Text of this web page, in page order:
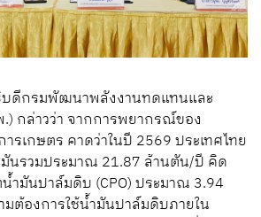
ดีกรมพัฒนาพลังงานทดแทนและ
กล่าวว่า จากการพยากรณ์ของ
รเกษตร คาดว่าในปี 2569 ประเทศไทย
นรวมประมาณ 21.87 ล้านตัน/ปี คิด
ำมันปาล์มดิบ (CPO) ประมาณ 3.94
ต้องการใช้น้ำมันปาล์มดิบภายใน